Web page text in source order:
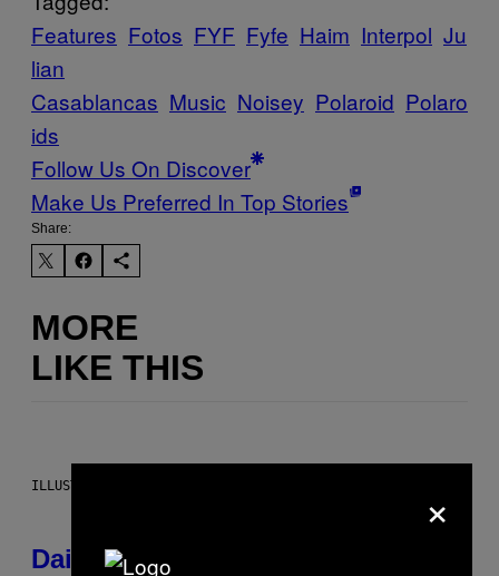
Features Fotos FYF Fyfe Haim Interpol Ju
lian
Casablancas Music Noisey Polaroid Polaro
ids
Follow Us On Discover
Make Us Preferred In Top Stories
Share:
MORE
LIKE THIS
ILLUSTRATION BY REESA.
Daily Horoscope: August 10, 2026
×